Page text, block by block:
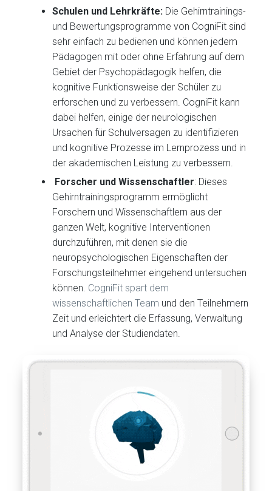
Schulen und Lehrkräfte: Die Gehirntrainings-
und Bewertungsprogramme von CogniFit sind
sehr einfach zu bedienen und können jedem
Pädagogen mit oder ohne Erfahrung auf dem
Gebiet der Psychopädagogik helfen, die
kognitive Funktionsweise der Schüler zu
erforschen und zu verbessern. CogniFit kann
dabei helfen, einige der neurologischen
Ursachen für Schulversagen zu identifizieren
und kognitive Prozesse im Lernprozess und in
der akademischen Leistung zu verbessern.
Forscher und Wissenschaftler: Dieses
Gehirntrainingsprogramm ermöglicht
Forschern und Wissenschaftlern aus der
ganzen Welt, kognitive Interventionen
durchzuführen, mit denen sie die
neuropsychologischen Eigenschaften der
Forschungsteilnehmer eingehend untersuchen
können. CogniFit spart dem
wissenschaftlichen Team und den Teilnehmern
Zeit und erleichtert die Erfassung, Verwaltung
und Analyse der Studiendaten.